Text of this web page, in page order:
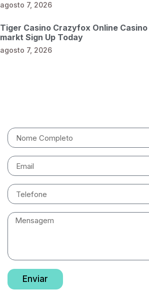
agosto 7, 2026
Tiger Casino Crazyfox Online Casino
markt Sign Up Today
agosto 7, 2026
Enviar